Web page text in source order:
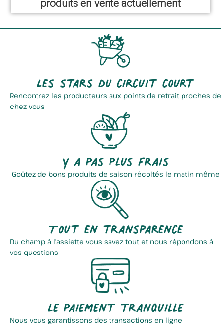
produits en vente actuellement
Les stars du circuit court
Rencontrez les producteurs aux points de retrait proches de
chez vous
Y a pas plus frais
Goûtez de bons produits de saison récoltés le matin même
Tout en transparence
Du champ à l'assiette vous savez tout et nous répondons à
vos questions
Le paiement tranquille
Nous vous garantissons des transactions en ligne